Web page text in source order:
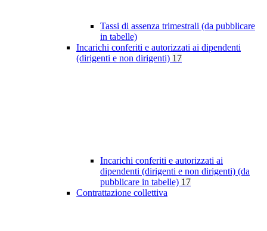
Tassi di assenza trimestrali (da pubblicare
in tabelle)
Incarichi conferiti e autorizzati ai dipendenti
(dirigenti e non dirigenti) 17
Incarichi conferiti e autorizzati ai
dipendenti (dirigenti e non dirigenti) (da
pubblicare in tabelle) 17
Contrattazione collettiva